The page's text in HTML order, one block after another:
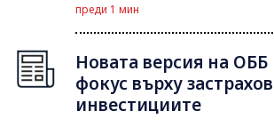
преди 1 мин
Новата версия на
фокус върху
инвестициите